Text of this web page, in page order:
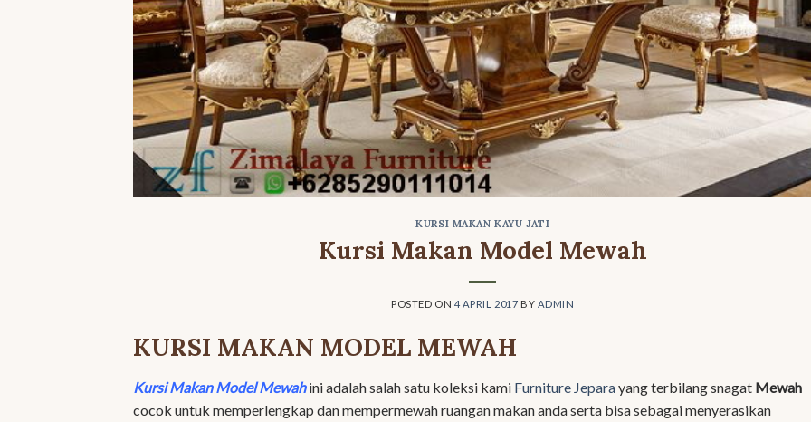
KURSI MAKAN KAYU JATI
Kursi Makan Model Mewah
POSTED ON 4 APRIL 2017 BY ADMIN
KURSI MAKAN MODEL MEWAH
Kursi Makan Model Mewahini adalah salah satu koleksi kami Furniture Jeparayang terbilang snagat Mewah
cocok untuk memperlengkap dan mempermewah ruangan makan anda serta bisa sebagai menyerasikan